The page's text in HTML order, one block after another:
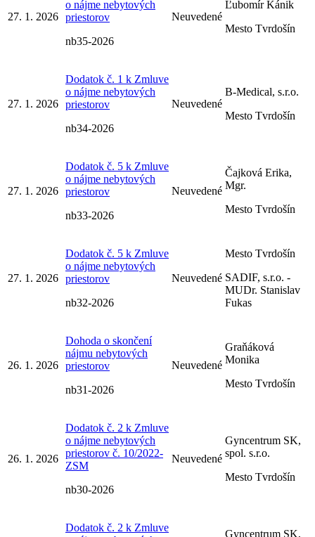
27. 1. 2026
o nájme nebytových
priestorov
nb35-2026
Neuvedené
Ľubomír Kánik
Mesto Tvrdošín
27. 1. 2026
Dodatok č. 1 k Zmluve
o nájme nebytových
priestorov
nb34-2026
Neuvedené
B-Medical, s.r.o.
Mesto Tvrdošín
27. 1. 2026
Dodatok č. 5 k Zmluve
o nájme nebytových
priestorov
nb33-2026
Neuvedené
Čajková Erika,
Mgr.
Mesto Tvrdošín
27. 1. 2026
Dodatok č. 5 k Zmluve
o nájme nebytových
priestorov
nb32-2026
Neuvedené
Mesto Tvrdošín
SADIF, s.r.o. -
MUDr. Stanislav
Fukas
26. 1. 2026
Dohoda o skončení
nájmu nebytových
priestorov
nb31-2026
Neuvedené
Graňáková
Monika
Mesto Tvrdošín
26. 1. 2026
Dodatok č. 2 k Zmluve
o nájme nebytových
priestorov č. 10/2022-
ZSM
nb30-2026
Neuvedené
Gyncentrum SK,
spol. s.r.o.
Mesto Tvrdošín
Dodatok č. 2 k Zmluve
Gyncentrum SK,